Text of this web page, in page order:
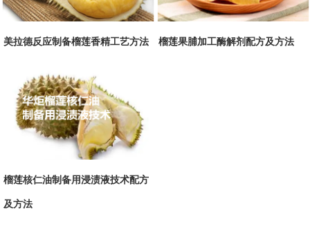
美拉德反应制备榴莲香精工艺方法 榴莲果脯加工酶解剂配方及方法
榴莲核仁油制备用浸渍液技术配方
及方法